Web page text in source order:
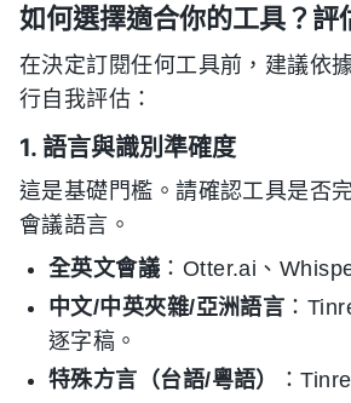
如何選擇適合你的工具？評
在決定訂閱任何工具前，建議依
行自我評估：
1. 語言與識別準確度
這是基礎門檻。請確認工具是否
會議語言。
全英文會議 ：Otter.ai、
中文/中英夾雜/亞洲語言 ：
逐字稿。
特殊方言（台語/粵語）
：